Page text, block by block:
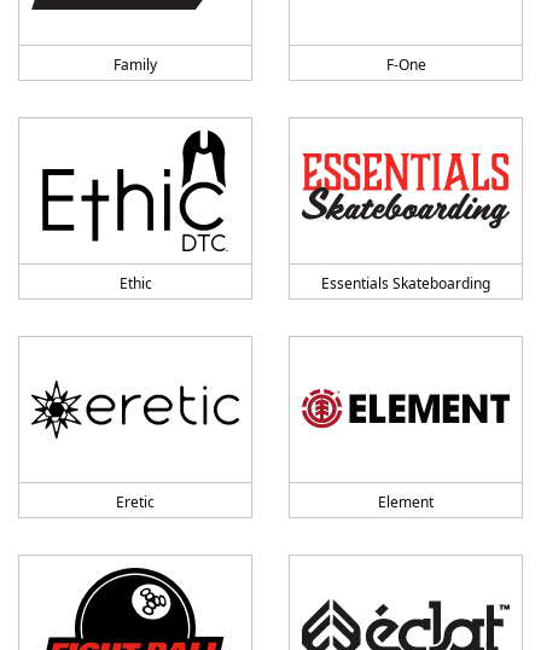
Family F-One
Ethic Essentials Skateboarding
Eretic Element